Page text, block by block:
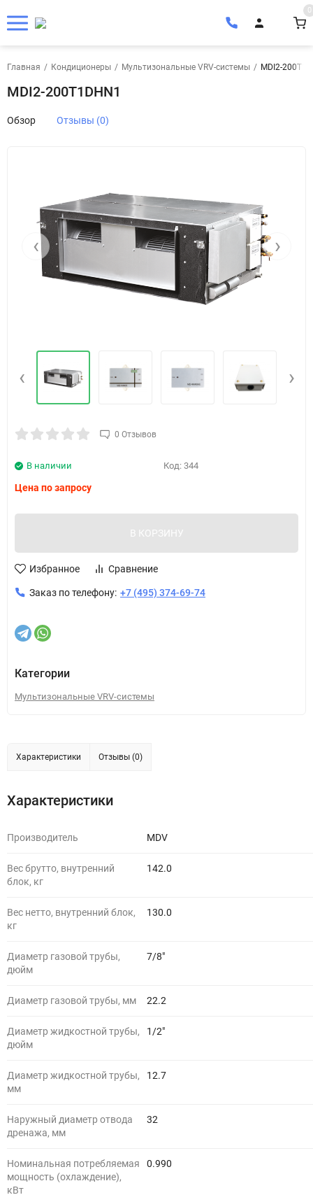
0
Главная / Кондиционеры / Мультизональные VRV-системы / MDI2-
MDI2-200T1DHN1
Обзор Отзывы (0)
‹ ›
‹ ›
0 Отзывов
Код: 344
В наличии
Цена по запросу
В КОРЗИНУ
Избранное Сравнение
Заказ по телефону: +7 (495) 374-69-74
Категории
Мультизональные VRV-системы
Характеристики Отзывы (0)
Характеристики
Производитель MDV
Вес брутто, внутренний
блок, кг
142.0
Вес нетто, внутренний блок,
кг
130.0
Диаметр газовой трубы,
дюйм
7/8"
Диаметр газовой трубы, мм 22.2
Диаметр жидкостной трубы,
дюйм
1/2"
Диаметр жидкостной трубы,
мм
12.7
Наружный диаметр отвода
дренажа, мм
32
Номинальная потребляемая
мощность (охлаждение),
кВт
0.990